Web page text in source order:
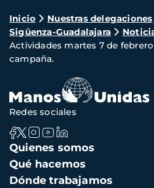
Ruta
de
navegación
Inicio
Nuestras delegaciones
Sigüenza-Guadalajara
Actividades martes 7 de
campaña.
Navegación
principal
Quienes somos
Qué hacemos
Dónde trabajamos
Redes sociales